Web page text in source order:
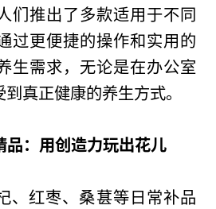
们推出了多款适用于不同
过更便捷的操作和实用的
生需求，无论是在办公室
真正健康的养生方式。
品：用创造力玩出花儿
、红枣、桑葚等日常补品